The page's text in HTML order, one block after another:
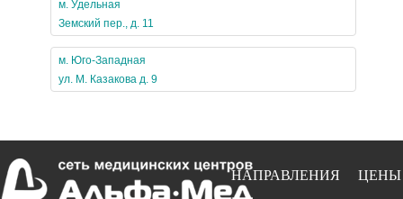
м. Удельная
Земский пер., д. 11
м. Юго-Западная
ул. М. Казакова д. 9
ЦЕНЫ
НАПРАВЛЕНИЯ